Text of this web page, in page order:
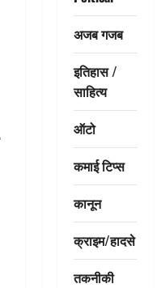
अजब गजब
इतिहास /
साहित्य
ऑटो
कमाई टिप्स
कानून
क्राइम/हादसे
तकनीकी